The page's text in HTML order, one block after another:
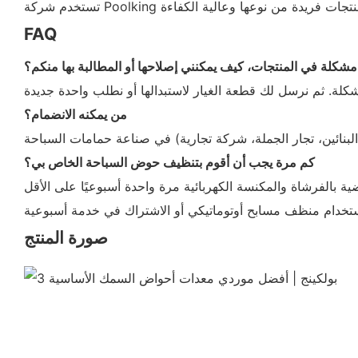
FAQ
في المنتجات، كيف يمكنني إصلاحها أو المطالبة بها منكم؟
من يمكنه الانضمام؟
كم مرة يجب أن أقوم بتنظيف حوض السباحة الخاص بي؟
بالفرشاة والمكنسة الكهربائية مرة واحدة أسبوعيًا على الأقل
صورة المنتج